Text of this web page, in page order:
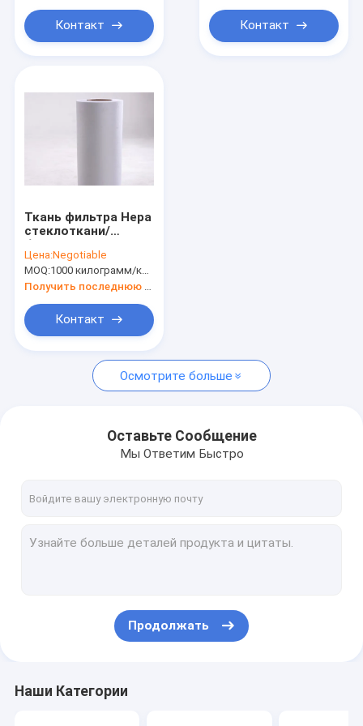
Контакт
бумагиКонтакт
Ткань фильтра Hepa
стеклоткани/
сопротивление
алкалиа
Цена:Negotiable
MOQ:1000 килограмм/килограммов (Минимальн Заказ)
Контакт
Осмотрите больше
Оставьте Сообщение
Мы Ответим Быстро
Продолжать
Наши Категории